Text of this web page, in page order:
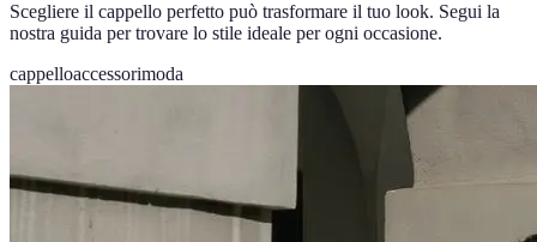
Scegliere il cappello perfetto può trasformare il tuo look. Segui la
nostra guida per trovare lo stile ideale per ogni occasione.
cappelloaccessorimoda